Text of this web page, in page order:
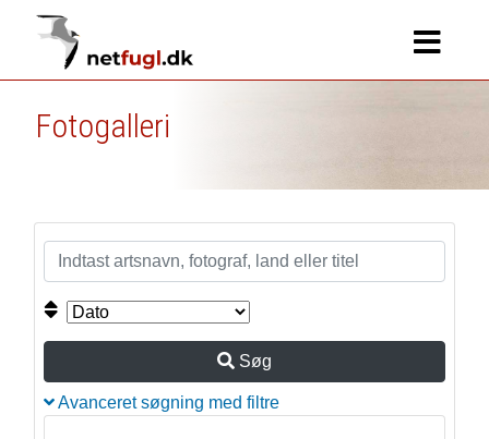
Fotogalleri
Søg
Avanceret søgning med filtre